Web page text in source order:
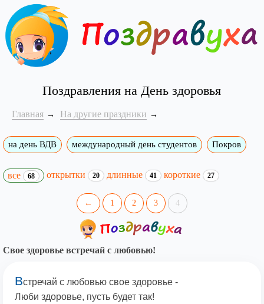
Поздравления на День здоровья
Главная На другие праздники
на день ВДВ международный день студентов Покров
все 68 открытки 20 длинные 41 короткие 27
← 1 2 3 4
Свое здоровье встречай с любовью!
Встречай с любовью свое здоровье -
Люби здоровье, пусть будет так!